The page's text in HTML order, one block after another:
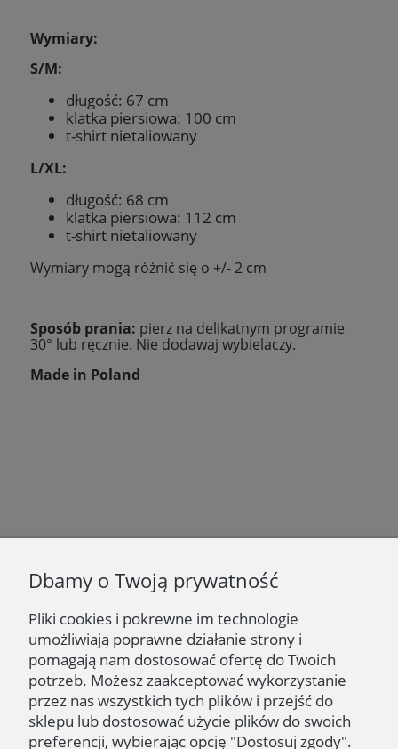
Wymiary:
S/M:
długość: 67 cm
klatka piersiowa: 100 cm
t-shirt nietaliowany
L/XL:
długość: 68 cm
klatka piersiowa: 112 cm
t-shirt nietaliowany
Wymiary mogą różnić się o +/- 2 cm
Sposób prania: pierz na delikatnym programie
30° lub ręcznie. Nie dodawaj wybielaczy.
Made in Poland
Newsletter
Podaj swój adres e-mail, jeżeli chcesz otrzymywać
informacje o nowościach i promocjach.
Zapisz się
Dbamy o Twoją prywatność
Pliki cookies i pokrewne im technologie
umożliwiają poprawne działanie strony i
pomagają nam dostosować ofertę do Twoich
potrzeb. Możesz zaakceptować wykorzystanie
przez nas wszystkich tych plików i przejść do
sklepu lub dostosować użycie plików do swoich
preferencji, wybierając opcję "Dostosuj zgody".